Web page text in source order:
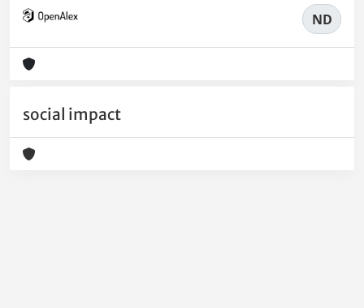
ND
social impact